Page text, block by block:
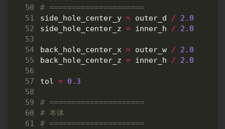
# =====================
side_hole_center_y = outer_d /
2.0
side_hole_center_z = inner_h / 2.0
back_hole_center_x = outer_w /
2.0
back_hole_center_z = inner_h / 2.0
tol = 0.3
# =====================
# 本体
# =====================